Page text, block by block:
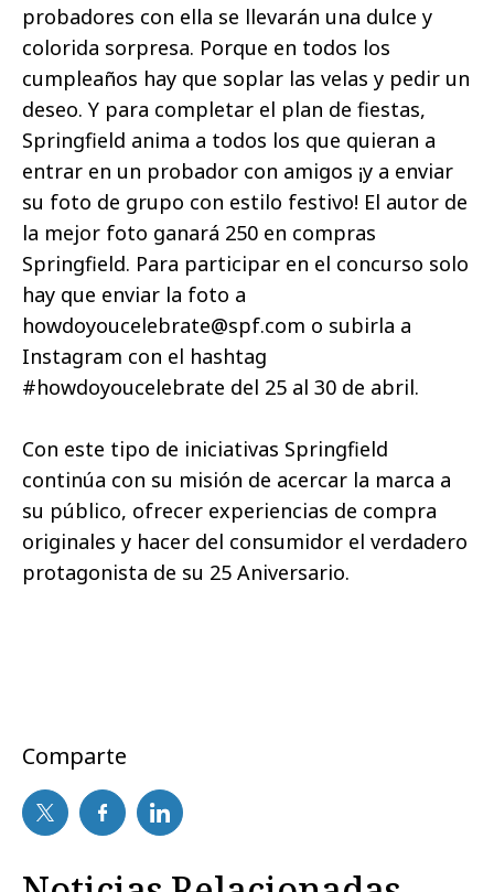
probadores con ella se llevarán una dulce y
colorida sorpresa. Porque en todos los
cumpleaños hay que soplar las velas y pedir un
deseo. Y para completar el plan de fiestas,
Springfield anima a todos los que quieran a
entrar en un probador con amigos ¡y a enviar
su foto de grupo con estilo festivo! El autor de
la mejor foto ganará 250 en compras
Springfield. Para participar en el concurso solo
hay que enviar la foto a
howdoyoucelebrate@spf.com o subirla a
Instagram con el hashtag
#howdoyoucelebrate del 25 al 30 de abril.
Con este tipo de iniciativas Springfield
continúa con su misión de acercar la marca a
su público, ofrecer experiencias de compra
originales y hacer del consumidor el verdadero
protagonista de su 25 Aniversario.
Comparte